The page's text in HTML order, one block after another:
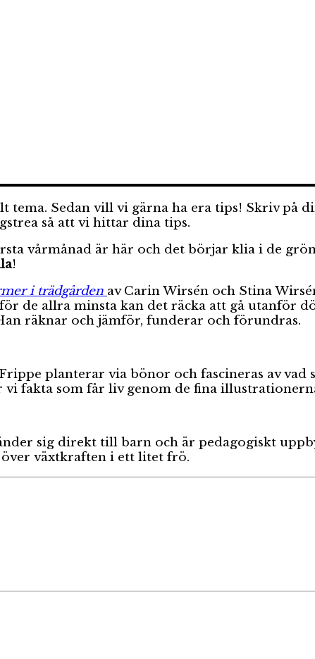
Sedan vill vi gärna ha era tips! Skriv på
så att vi hittar dina tips.
vårmånad är här och det börjar klia i de
!
i trädgården av Carin Wirsén och Stina
de allra minsta kan det räcka att gå utanför
räknar och jämför, funderar och förundras.
planterar via bönor och fascineras av vad
fakta som får liv genom de fina
sig direkt till barn och är pedagogiskt
över växtkraften i ett litet frö.